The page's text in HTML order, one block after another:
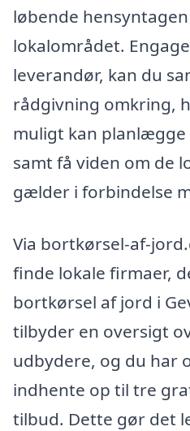
løbende
lokalområdet.
leverandør, kan du
rådgivning omkring,
muligt kan
samt få viden om de
gælder i forbindelse
Via bortkørsel-af-
finde lokale firmaer,
bortkørsel af jord i
tilbyder en oversigt
udbydere, og du har
indhente op til tre
tilbud. Dette gør det